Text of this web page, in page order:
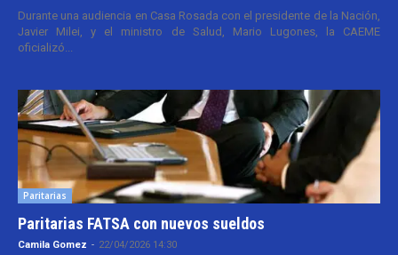
Durante una audiencia en Casa Rosada con el presidente de la Nación,
Javier Milei, y el ministro de Salud, Mario Lugones, la CAEME
oficializó...
Paritarias
Paritarias FATSA con nuevos sueldos
Camila Gomez - 22/04/2026 14:30